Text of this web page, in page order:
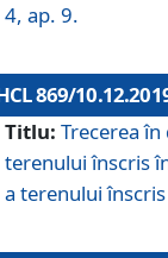
4, ap. 9.
869/
Titlu: Trecerea
terenului înscris
a terenului